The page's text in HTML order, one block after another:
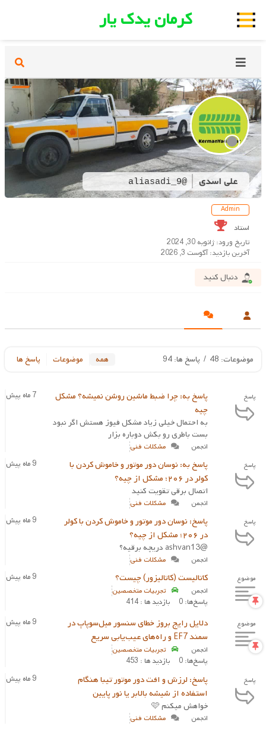
کرمان یدک یار
علی اسدی @aliasadi_9
Admin
استاد
تاریخ ورود: ژانویه 30, 2024
آخرین بازدید: آگوست 3, 2026
دنبال کنید
موضوعات: 48 / پاسخ ها: 94 همه موضوعات پاسخ ها
پاسخ
پاسخ به: چرا ضبط ماشین روشن نمیشه؟ مشکل
چیه
به احتمال خیلی زیاد مشکل فیوز هستش اگر نبود
بست باطری رو بکش دوباره بزار
7 ماه پیش
انجمن مشکلات فنی
پاسخ
پاسخ به: نوسان دور موتور و خاموش کردن با
کولر در ۲۰۶؛ مشکل از چیه؟
اتصال برقی تقویت کنید
9 ماه پیش
انجمن مشکلات فنی
پاسخ
پاسخ: نوسان دور موتور و خاموش کردن با کولر
در ۲۰۶؛ مشکل از چیه؟
@ashvan13 دریچه برقیه؟
9 ماه پیش
انجمن مشکلات فنی
موضوع کاتالیست (کاتالیزور) چیست؟ 9 ماه پیش
انجمن تجربیات متخصصین
پاسخ‌ها: 0 بازدید ها : 414
موضوع
دلایل رایج بروز خطای سنسور میل‌سوپاپ در
سمند EF7 و راه‌های عیب‌یابی سریع
9 ماه پیش
انجمن تجربیات متخصصین
پاسخ‌ها: 0 بازدید ها : 453
پاسخ
پاسخ: لرزش و افت دور موتور تیبا هنگام
استفاده از شیشه‌ بالابر یا نور پایین
خواهش میکنم 🩷
9 ماه پیش
انجمن مشکلات فنی